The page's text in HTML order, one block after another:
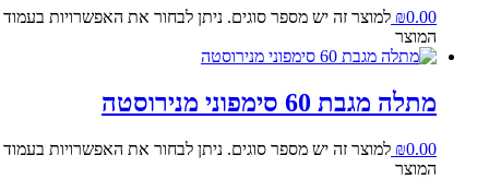
₪0.00
למוצר זה יש מספר סוגים. ניתן לבחור את האפשרויות בעמוד
המוצר
מתלה מגבת 60 סימפוני מנירוסטה
₪0.00
למוצר זה יש מספר סוגים. ניתן לבחור את האפשרויות בעמוד
המוצר